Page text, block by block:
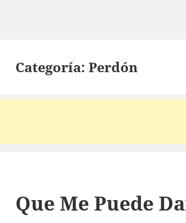
Categoría:Perdón
Que Me Puede